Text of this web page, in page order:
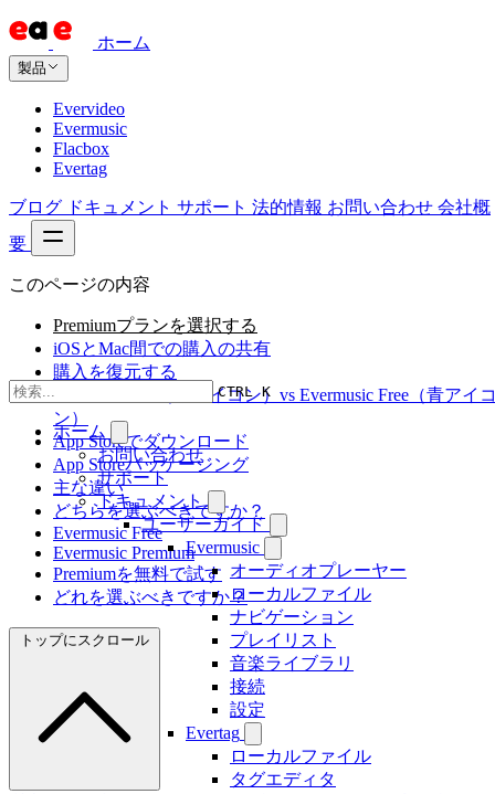
ホーム
製品
Evervideo
Evermusic
Flacbox
Evertag
ブログ ドキュメント サポート 法的情報 お問い合わせ 会社概
要
CTRL K
ホーム
お問い合わせ
サポート
ドキュメント
ユーザーガイド
Evermusic
オーディオプレーヤー
ローカルファイル
ナビゲーション
プレイリスト
音楽ライブラリ
接続
設定
Evertag
ローカルファイル
タグエディタ
このページの内容
Premiumプランを選択する
iOSとMac間での購入の共有
購入を復元する
Evermusic Pro（赤アイコン）vs Evermusic Free（青アイ
ン）
App Storeでダウンロード
App Storeパッケージング
主な違い
どちらを選ぶべきですか？
Evermusic Free
Evermusic Premium
Premiumを無料で試す
どれを選ぶべきですか？
トップにスクロール